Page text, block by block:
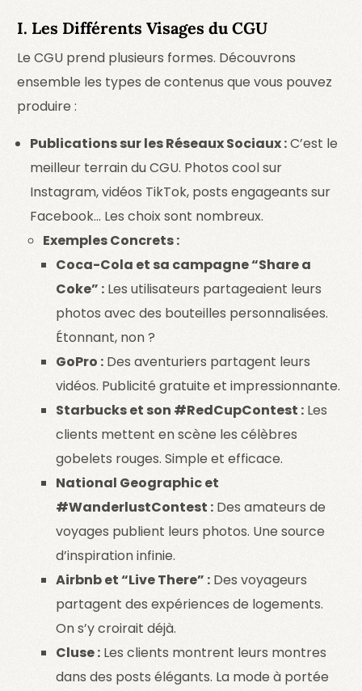
I. Les Différents Visages du CGU
Le CGU prend plusieurs formes. Découvrons
ensemble les types de contenus que vous pouvez
produire :
Publications sur les Réseaux Sociaux :C’est le
meilleur terrain du CGU. Photos cool sur
Instagram, vidéos TikTok, posts engageants sur
Facebook… Les choix sont nombreux.
Exemples Concrets :
Coca-Cola et sa campagne “Share a
Coke” : Les utilisateurs partageaient leurs
photos avec des bouteilles personnalisées.
Étonnant, non ?
GoPro : Des aventuriers partagent leurs
vidéos. Publicité gratuite et impressionnante.
Starbucks et son #RedCupContest : Les
clients mettent en scène les célèbres
gobelets rouges. Simple et efficace.
National Geographic et
#WanderlustContest : Des amateurs de
voyages publient leurs photos. Une source
d’inspiration infinie.
Airbnb et “Live There” : Des voyageurs
partagent des expériences de logements.
On s’y croirait déjà.
Cluse : Les clients montrent leurs montres
dans des posts élégants. La mode à portée